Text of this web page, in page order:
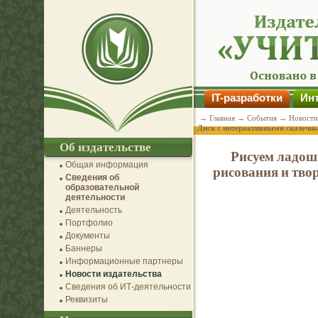
Рисуем
рисования и
IT-разработки
→ Главная → События → Новости
Диск с интерактивными
Об издательстве
Общая информация
Сведения об
образовательной
деятельности
Деятельность
Портфолио
Документы
Баннеры
Информационные партнеры
Новости издательства
Сведения об ИТ-деятельности
Реквизиты